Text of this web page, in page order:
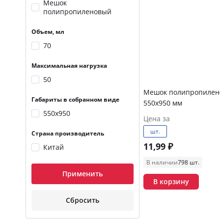
Мешок
полипропиленовый
Объем, мл
70
Максимальная нагрузка
50
Габариты в собранном виде
550х950
Страна производитель
Китай
Применить
Сбросить
Мешок
550х950 мм
Цена за
шт.
11,99 ₽
В наличии798 шт.
В корзину